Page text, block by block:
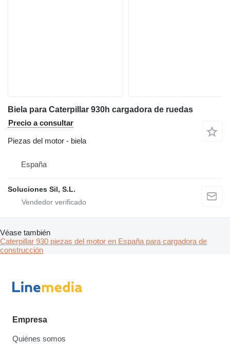
Biela para Caterpillar 930h cargadora de ruedas
Precio a consultar
Piezas del motor - biela
España
Soluciones Sil, S.L.
Véase también
Caterpillar 930 piezas del motor en España para cargadora de
construcción
Empresa
Quiénes somos